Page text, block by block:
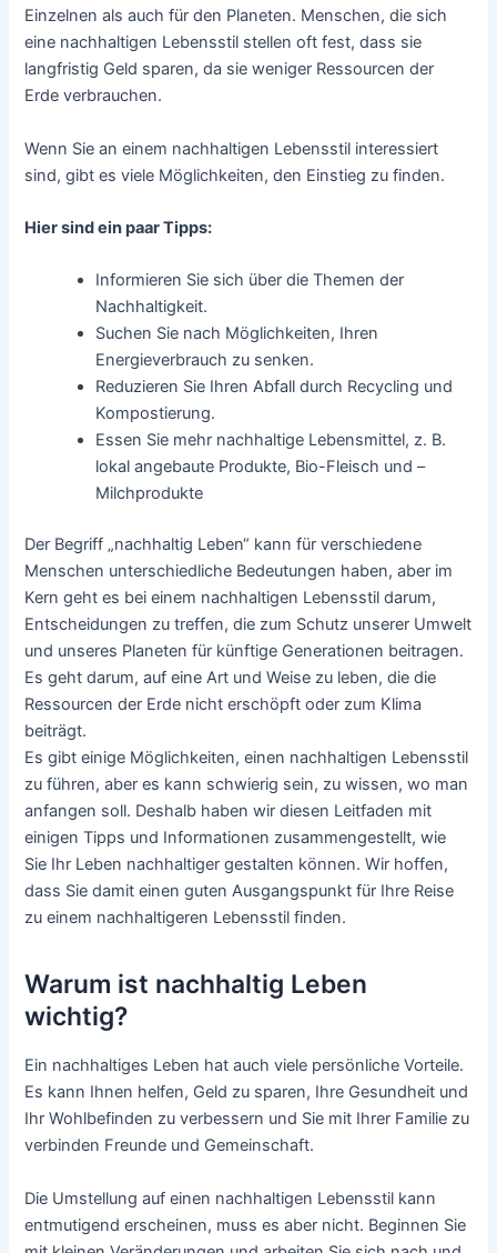
Einzelnen als auch für den Planeten. Menschen, die sich
eine nachhaltigen Lebensstil stellen oft fest, dass sie
langfristig Geld sparen, da sie weniger Ressourcen der
Erde verbrauchen.
Wenn Sie an einem nachhaltigen Lebensstil interessiert
sind, gibt es viele Möglichkeiten, den Einstieg zu finden.
Hier sind ein paar Tipps:
Informieren Sie sich über die Themen der
Nachhaltigkeit.
Suchen Sie nach Möglichkeiten, Ihren
Energieverbrauch zu senken.
Reduzieren Sie Ihren Abfall durch Recycling und
Kompostierung.
Essen Sie mehr nachhaltige Lebensmittel, z. B.
lokal angebaute Produkte, Bio-Fleisch und –
Milchprodukte
Der Begriff „nachhaltig Leben“ kann für verschiedene
Menschen unterschiedliche Bedeutungen haben, aber im
Kern geht es bei einem nachhaltigen Lebensstil darum,
Entscheidungen zu treffen, die zum Schutz unserer Umwelt
und unseres Planeten für künftige Generationen beitragen.
Es geht darum, auf eine Art und Weise zu leben, die die
Ressourcen der Erde nicht erschöpft oder zum Klima
beiträgt.
Es gibt einige Möglichkeiten, einen nachhaltigen Lebensstil
zu führen, aber es kann schwierig sein, zu wissen, wo man
anfangen soll. Deshalb haben wir diesen Leitfaden mit
einigen Tipps und Informationen zusammengestellt, wie
Sie Ihr Leben nachhaltiger gestalten können. Wir hoffen,
dass Sie damit einen guten Ausgangspunkt für Ihre Reise
zu einem nachhaltigeren Lebensstil finden.
Warum ist nachhaltig Leben
wichtig?
Ein nachhaltiges Leben hat auch viele persönliche Vorteile.
Es kann Ihnen helfen, Geld zu sparen, Ihre Gesundheit und
Ihr Wohlbefinden zu verbessern und Sie mit Ihrer Familie zu
verbinden Freunde und Gemeinschaft.
Die Umstellung auf einen nachhaltigen Lebensstil kann
entmutigend erscheinen, muss es aber nicht. Beginnen Sie